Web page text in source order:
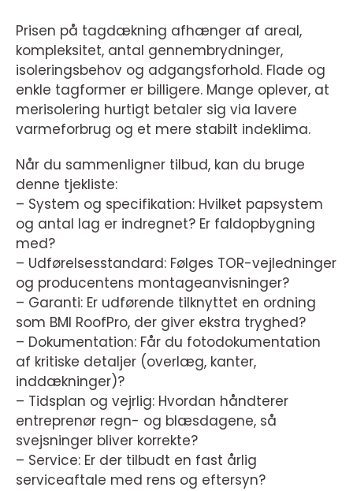
Prisen på tagdækning afhænger af areal,
kompleksitet, antal gennembrydninger,
isoleringsbehov og adgangsforhold. Flade og
enkle tagformer er billigere. Mange oplever, at
merisolering hurtigt betaler sig via lavere
varmeforbrug og et mere stabilt indeklima.
Når du sammenligner tilbud, kan du bruge
denne tjekliste:
– System og specifikation: Hvilket papsystem
og antal lag er indregnet? Er faldopbygning
med?
– Udførelsesstandard: Følges TOR-vejledninger
og producentens montageanvisninger?
– Garanti: Er udførende tilknyttet en ordning
som BMI RoofPro, der giver ekstra tryghed?
– Dokumentation: Får du fotodokumentation
af kritiske detaljer (overlæg, kanter,
inddækninger)?
– Tidsplan og vejrlig: Hvordan håndterer
entreprenør regn- og blæsdagene, så
svejsninger bliver korrekte?
– Service: Er der tilbudt en fast årlig
serviceaftale med rens og eftersyn?